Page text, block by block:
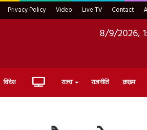
Privacy Policy Video Live TV Contact
8/9/2026,
विदेश Live राज्य राजनीति क्राइम